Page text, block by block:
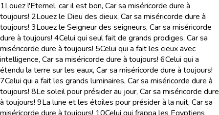
1Louez l'Eternel, car il est bon, Car sa miséricorde dure à
toujours! 2Louez le Dieu des dieux, Car sa miséricorde dure à
toujours! 3Louez le Seigneur des seigneurs, Car sa miséricorde
dure à toujours! 4Celui qui seul fait de grands prodiges, Car sa
miséricorde dure à toujours! 5Celui qui a fait les cieux avec
intelligence, Car sa miséricorde dure à toujours! 6Celui qui a
étendu la terre sur les eaux, Car sa miséricorde dure à toujours!
7Celui qui a fait les grands luminaires, Car sa miséricorde dure à
toujours! 8Le soleil pour présider au jour, Car sa miséricorde dure
à toujours! 9La lune et les étoiles pour présider à la nuit, Car sa